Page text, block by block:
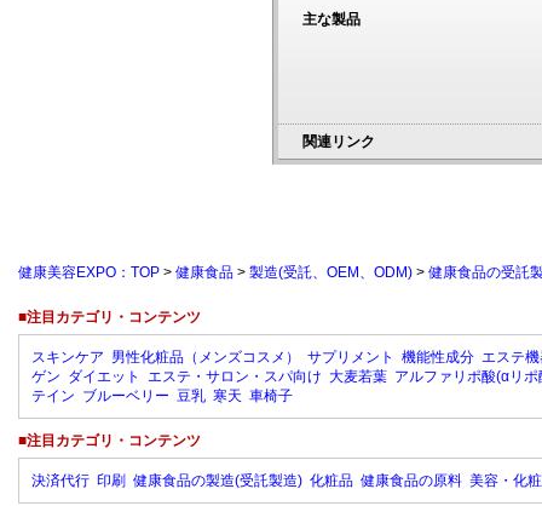
主な製品
関連リンク
健康美容EXPO：TOP > 健康食品 > 製造(受託、OEM、ODM) > 健康食品の受託
■注目カテゴリ・コンテンツ
スキンケア 男性化粧品（メンズコスメ） サプリメント 機能性成分 エステ
ゲン ダイエット エステ・サロン・スパ向け 大麦若葉 アルファリポ酸(αリポ
テイン ブルーベリー 豆乳 寒天 車椅子
■注目カテゴリ・コンテンツ
決済代行 印刷 健康食品の製造(受託製造) 化粧品 健康食品の原料 美容・化